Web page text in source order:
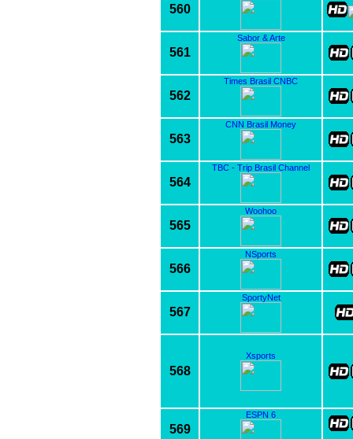
560
561
Sabor & Arte
562
Times Brasil CNBC
563
CNN Brasil Money
564
TBC - Trip Brasil Channel
565
Woohoo
566
NSports
567
SportyNet
568
Xsports
569
ESPN 6